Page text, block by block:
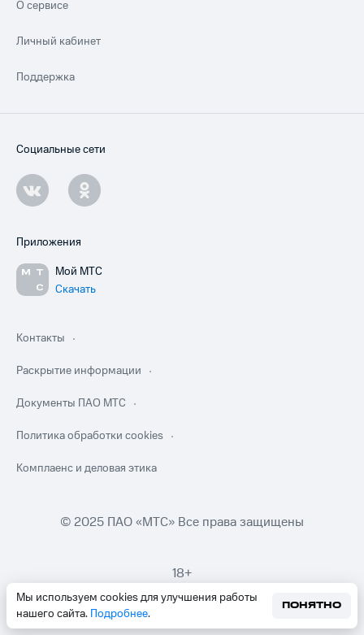
Мы используем cookies для улучшения работы
нашего сайта. Подробнее.
ПОНЯТНО
О сервисе
Личный кабинет
Поддержка
Социальные сети
Приложения
Мой МТС
Скачать
Контакты
Раскрытие информации
Документы ПАО МТС
Политика обработки cookies
Комплаенс и деловая этика
© 2025 ПАО «МТС» Все права защищены
18+